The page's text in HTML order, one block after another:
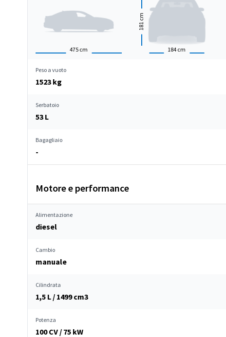
475 cm 184 cm
181
cm
Peso a vuoto
1523 kg
Serbatoio
53 L
Bagagliaio
-
Motore e performance
Alimentazione
diesel
Cambio
manuale
Cilindrata
1,5 L / 1499 cm3
Potenza
100 CV / 75 kW